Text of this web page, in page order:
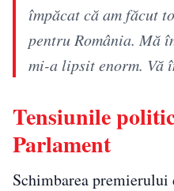
împăcat că am făcut
pentru România. Mă
mi-a lipsit enorm. Vă
Tensiunile
Parlament
Schimbarea premierului